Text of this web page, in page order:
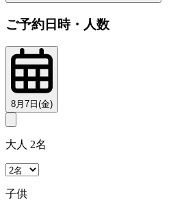
ご予約日時・人数
8月7日(金)
大人 2名
子供